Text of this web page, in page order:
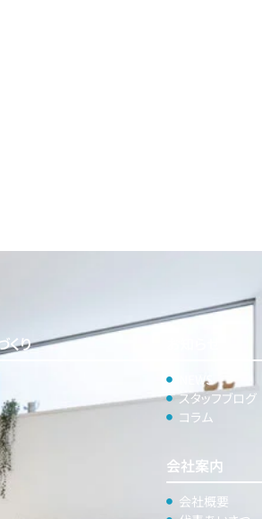
り
NEWS
スタッフブログ
コラム
会社案内
会社概要